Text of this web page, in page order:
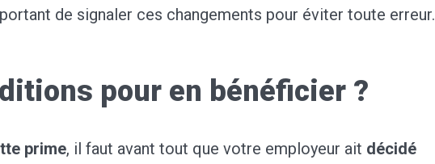
de signaler ces changements pour éviter toute erreur.
pour en bénéficier ?
prime, il faut avant tout que votre employeur ait décidé